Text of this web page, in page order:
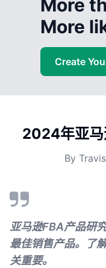
More
More
Create
2024年亚马
By
亚马逊FBA产品研
最佳销售产品。了
关重要。